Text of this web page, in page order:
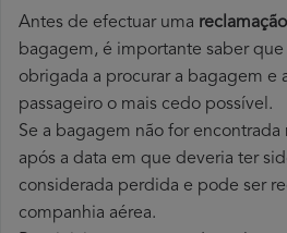
Antes de efectuar uma
bagagem, é importante saber que
obrigada a procurar a bagagem e
passageiro o mais cedo possível.
Se a bagagem não for encontrada
após a data em que deveria ter
considerada perdida e pode ser
companhia aérea.